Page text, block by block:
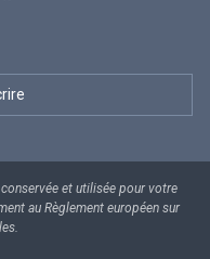
et utilisée pour votre
au Règlement européen sur